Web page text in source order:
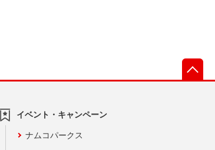
イベント・キャンペーン
ナムコパークス